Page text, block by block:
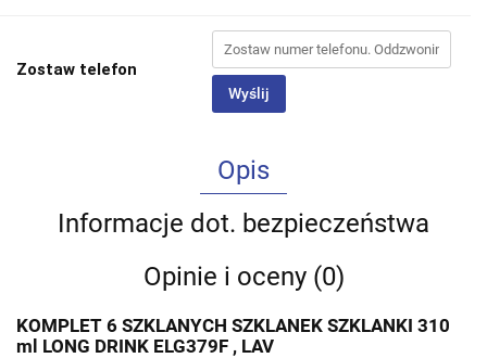
Zostaw telefon
Wyślij
Opis
Informacje dot. bezpieczeństwa
Opinie i oceny (0)
KOMPLET 6 SZKLANYCH SZKLANEK SZKLANKI 310
ml LONG DRINK ELG379F , LAV